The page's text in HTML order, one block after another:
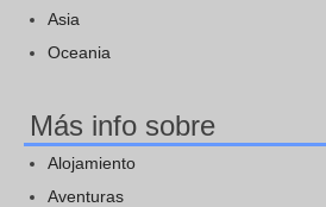
Asia
Oceania
Más info sobre
Alojamiento
Aventuras